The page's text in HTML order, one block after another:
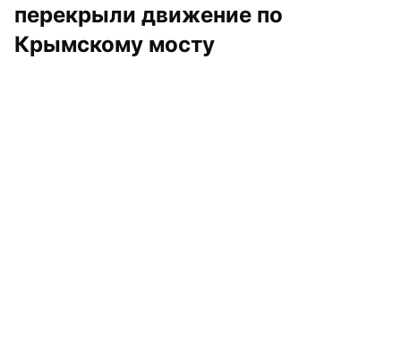
перекрыли движение по
Крымскому мосту